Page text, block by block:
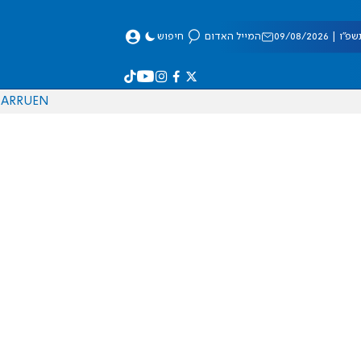
08/2026 המייל האדום חיפוש
EN
RU
AR